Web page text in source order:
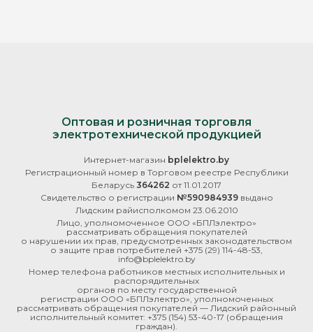
Оптовая и розничная торговля
электротехнической продукцией
Интернет-магазин bplelektro.by
Регистрационный номер в Торговом реестре Республики
Беларусь 364262 от 11.01.2017
Свидетельство о регистрации №590984939выдано
Лидским райисполкомом 23.06.2010
Лицо, уполномоченное ООО «БПЛэлектро»
рассматривать обращения покупателей
о нарушении их прав, предусмотренных законодательством
о защите прав потребителей +375 (29) 114-48-53
info@bplelektro.by
Номер телефона работников местных исполнительных и
распорядительных
органов по месту государственной
регистрации ООО «БПЛэлектро», уполномоченных
рассматривать обращения покупателей — Лидский районный
исполнительный комитет: +375 (154) 53-40-17 (обращения
граждан).